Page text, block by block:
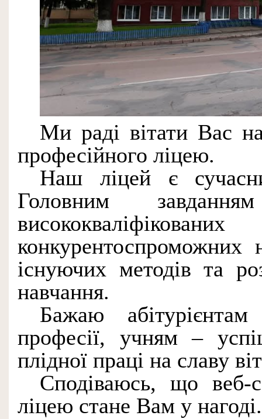
Ми раді вітати Вас
професійного ліцею.
Наш ліцей є
Головним
конкурентоспроможних
існуючих методів та
навчання.
Бажаю
професії, учням –
плідної праці на славу
Сподіваюсь, що веб-
ліцею стане Вам у нагоді.